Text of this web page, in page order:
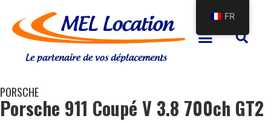
PORSCHE
Porsche 911 Coupé V 3.8 700ch GT2
FR